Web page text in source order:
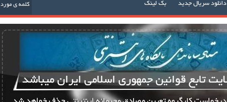
دانلود سریال جدید بک لینک